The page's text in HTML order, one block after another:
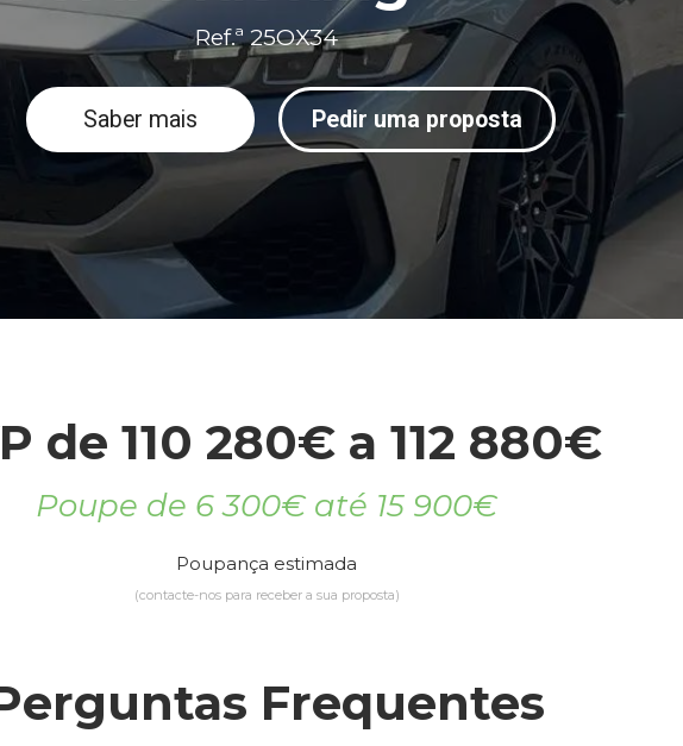
Ref.ª 25OX34
Saber mais Pedir uma proposta
de 110 280€ a 112 880€
Poupe de 6 300€ até 15 900€
Poupança estimada
(contacte-nos para receber a sua proposta)
Frequentes